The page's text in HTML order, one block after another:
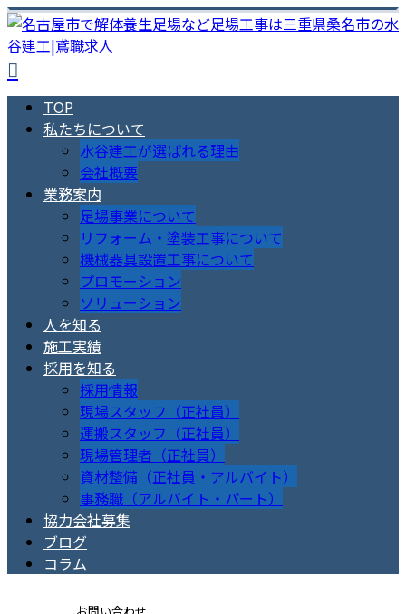
TOP
私たちについて
水谷建工が選ばれる理由
会社概要
業務案内
足場事業について
リフォーム・塗装工事について
機械器具設置工事について
プロモーション
ソリューション
人を知る
施工実績
採用を知る
採用情報
現場スタッフ（正社員）
運搬スタッフ（正社員）
現場管理者（正社員）
資材整備（正社員・アルバイト）
事務職（アルバイト・パート）
協力会社募集
ブログ
コラム